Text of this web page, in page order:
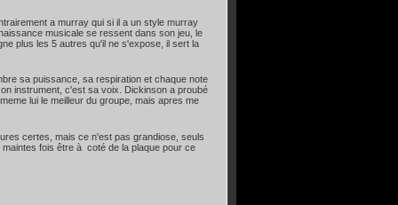
a murray qui si il a un style murray
musicale se ressent dans son jeu, le
plus les 5 autres qu'il ne s'expose, il sert la
sa puissance, sa respiration et chaque note
instrument, c'est sa voix. Dickinson a proubé
lui le meilleur du groupe, mais apres me
certes, mais ce n'est pas grandiose, seuls
fois être à coté de la plaque pour ce